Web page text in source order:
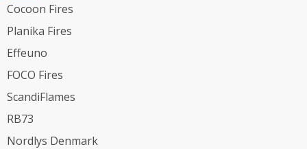
Cocoon Fires
Planika Fires
Effeuno
FOCO Fires
ScandiFlames
RB73
Nordlys Denmark